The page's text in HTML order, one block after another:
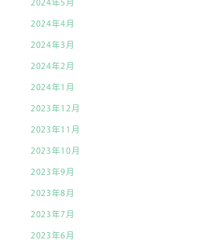
2024年5月
2024年4月
2024年3月
2024年2月
2024年1月
2023年12月
2023年11月
2023年10月
2023年9月
2023年8月
2023年7月
2023年6月